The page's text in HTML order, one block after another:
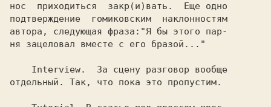
нос  приходиться  закр(и)вать.  Еще одно
подтверждение  гомиковским  наклонностям
автора, следующая фраза:"Я бы этого пар-
ня зацеловал вместе с его бразой..."
отдельный. Так, что пока это пропустим.